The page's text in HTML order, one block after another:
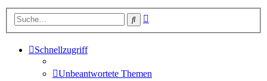
Suche
Schnellzugriff
Unbeantwortete Themen